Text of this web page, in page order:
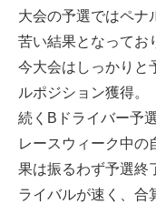
大会の予選ではペナ
苦い結果となってお
今大会はしっかりと
ルポジション獲得。
続くBドライバー予
レースウィーク中の
果は振るわず予選終
ライバルが速く、合